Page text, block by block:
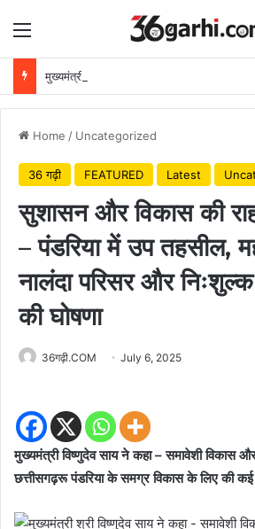
Menu
Home / Uncategorized
36 गढ़ी FEATURED Latest
सुशासन और विकास की
– पंडरिया में उप तहसील,
नालंदा परिसर और
की घोषणा
36गढ़ी.COM July 6, 2025
मुख्यमंत्री विष्णुदेव साय ने कहा – समावेशी विकास
छत्तीसगढ़रू पंडरिया के समग्र विकास के लिए की कई